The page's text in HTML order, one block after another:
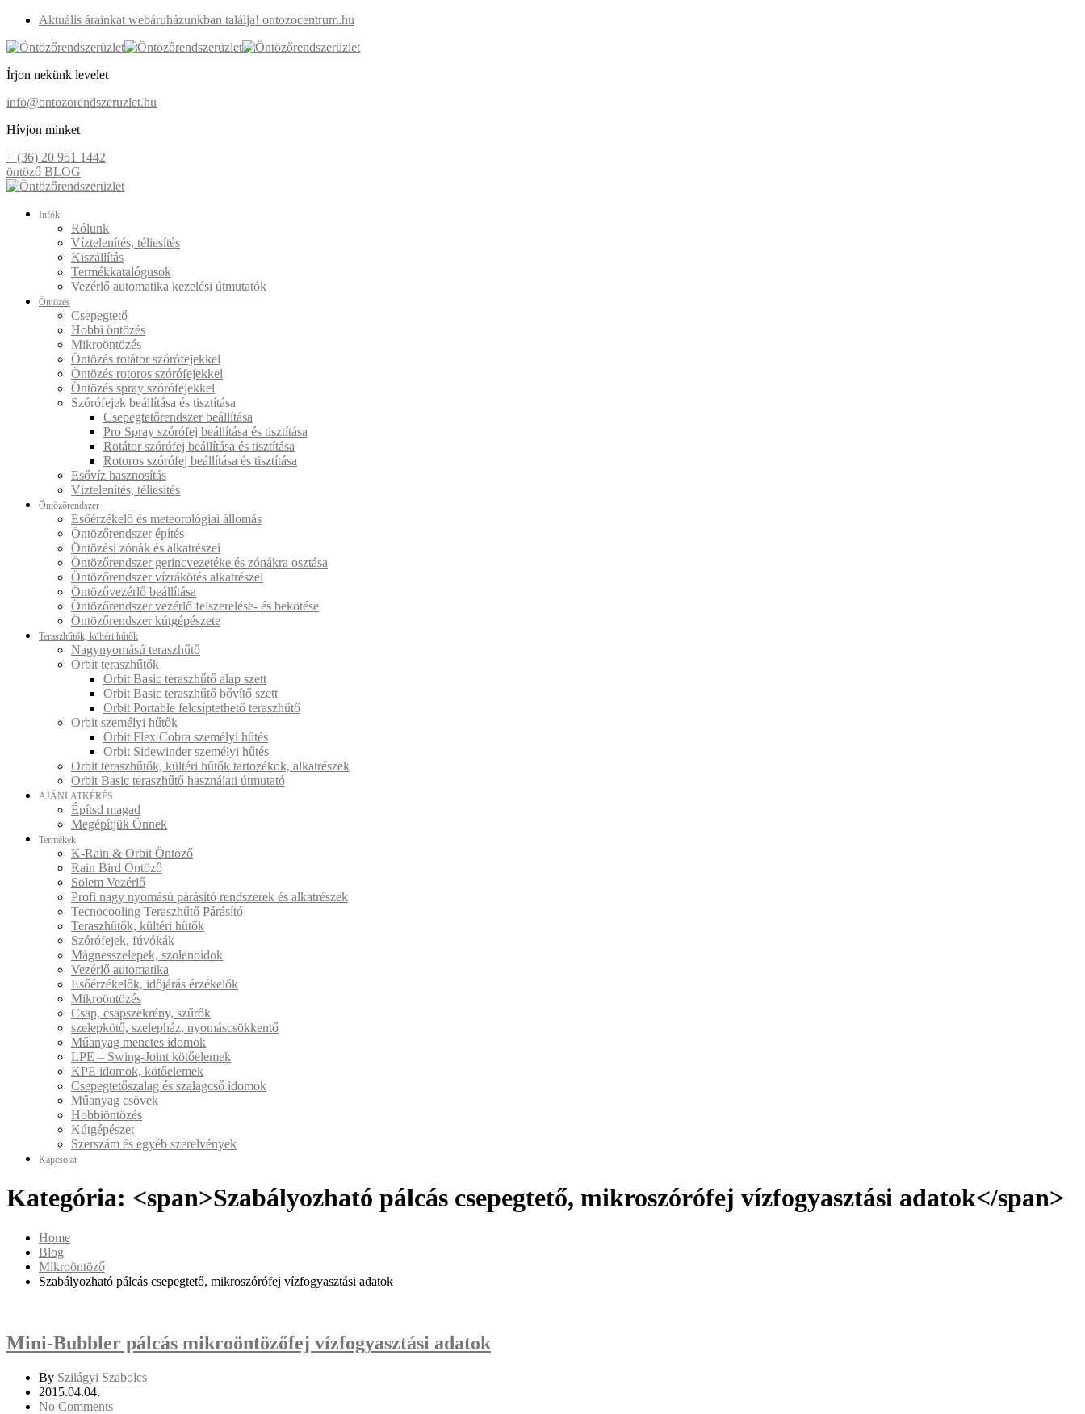
Aktuális árainkat webáruházunkban találja! ontozocentrum.hu
Írjon nekünk levelet
info@ontozorendszeruzlet.hu
Hívjon minket
+ (36) 20 951 1442
öntöző BLOG
Infók:
Rólunk
Víztelenítés, téliesítés
Kiszállítás
Termékkatalógusok
Vezérlő automatika kezelési útmutatók
Öntözés
Csepegtető
Hobbi öntözés
Mikroöntözés
Öntözés rotátor szórófejekkel
Öntözés rotoros szórófejekkel
Öntözés spray szórófejekkel
Szórófejek beállítása és tisztítása
Csepegtetőrendszer beállítása
Pro Spray szórófej beállítása és tisztítása
Rotátor szórófej beállítása és tisztítása
Rotoros szórófej beállítása és tisztítása
Esővíz hasznosítás
Víztelenítés, téliesítés
Öntözőrendszer
Esőérzékelő és meteorológiai állomás
Öntözőrendszer építés
Öntözési zónák és alkatrészei
Öntözőrendszer gerincvezetéke és zónákra osztása
Öntözőrendszer vízrákötés alkatrészei
Öntözővezérlő beállítása
Öntözőrendszer vezérlő felszerelése- és bekötése
Öntözőrendszer kútgépészete
Teraszhűtők, kültéri hűtők
Nagynyomású teraszhűtő
Orbit teraszhűtők
Orbit Basic teraszhűtő alap szett
Orbit Basic teraszhűtő bővítő szett
Orbit Portable felcsíptethető teraszhűtő
Orbit személyi hűtők
Orbit Flex Cobra személyi hűtés
Orbit Sidewinder személyi hűtés
Orbit teraszhűtők, kültéri hűtők tartozékok, alkatrészek
Orbit Basic teraszhűtő használati útmutató
AJÁNLATKÉRÉS
Építsd magad
Megépítjük Önnek
Termékek
K-Rain & Orbit Öntöző
Rain Bird Öntöző
Solem Vezérlő
Profi nagy nyomású párásító rendszerek és alkatrészek
Tecnocooling Teraszhűtő Párásító
Teraszhűtők, kültéri hűtők
Szórófejek, fúvókák
Mágnesszelepek, szolenoidok
Vezérlő automatika
Esőérzékelők, időjárás érzékelők
Mikroöntözés
Csap, csapszekrény, szűrők
szelepkötő, szelepház, nyomáscsökkentő
Műanyag menetes idomok
LPE – Swing-Joint kötőelemek
KPE idomok, kötőelemek
Csepegtetőszalag és szalagcső idomok
Műanyag csövek
Hobbiöntözés
Kútgépészet
Szerszám és egyéb szerelvények
Kapcsolat
Kategória: <span>Szabályozható pálcás csepegtető, mikroszórófej vízfogyasztási adatok</span>
Home
Blog
Mikroöntöző
Szabályozható pálcás csepegtető, mikroszórófej vízfogyasztási adatok
Mini-Bubbler pálcás mikroöntözőfej vízfogyasztási adatok
By Szilágyi Szabolcs
2015.04.04.
No Comments